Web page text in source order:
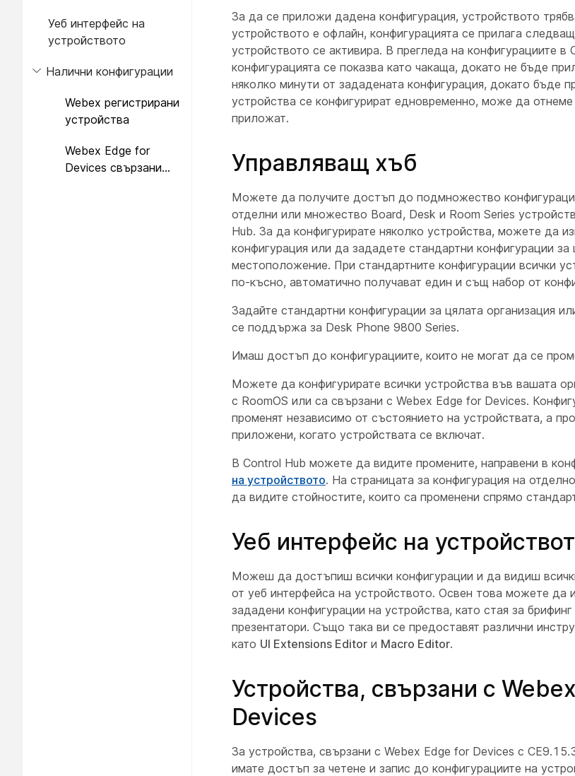
до дадено
устройство
Уеб интерфейс на
устройството
Налични конфигурации
Webex регистрирани
устройства
Webex Edge for
Devices свързани
За да се приложи дадена конфигурация, устройството
устройството е офлайн, конфигурацията се прилага
устройството се активира. В прегледа на конфигурациите в
конфигурацията се показва като чакаща, докато не бъде
няколко минути от зададената конфигурация, докато бъде
устройства се конфигурират едновременно, може да
приложат.
Управляващ хъб
Можете да получите достъп до подмножество
отделни или множество Board, Desk и Room Series
Hub. За да конфигурирате няколко устройства, можете да
конфигурация или да зададете стандартни конфигурации за
местоположение. При стандартните конфигурации всички
по-късно, автоматично получават един и същ набор от
Задайте стандартни конфигурации за цялата организация
се поддържа за Desk Phone 9800 Series.
Имаш достъп до конфигурациите, които не могат да се
Можете да конфигурирате всички устройства във вашата
с RoomOS или са свързани с Webex Edge for Devices.
променят независимо от състоянието на устройствата, а
приложени, когато устройствата се включат.
В Control Hub можете да видите промените, направени в
на устройството. На страницата за конфигурация на
да видите стойностите, които са променени спрямо
Уеб интерфейс на
Можеш да достъпиш всички конфигурации и да видиш
от уеб интерфейса на устройството. Освен това можете да
зададени конфигурации на устройства, като стая за
презентатори. Също така ви се предоставят различни
като UI Extensions Editor и Macro Editor.
Устройства, свързани с
Devices
За устройства, свързани с Webex Edge for Devices с
имате достъп за четене и запис до конфигурациите на